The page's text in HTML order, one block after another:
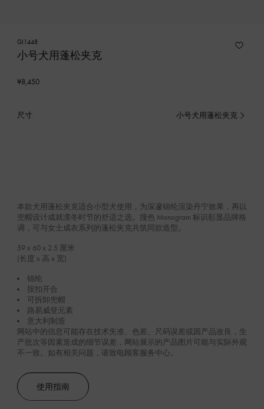
GI1448
小号犬用蓬松夹克
¥8,450
尺寸 小号犬用蓬松夹克
已
本款犬用蓬松夹克适合小型犬使用，为深邃锦纶渲染丹宁效果，再以
兜帽设计成就凛冬时节的舒适之选。撞色 Monogram 标识彰显品牌格
调，可与女士成衣系列的蓬松夹克共筑同款造型。
59 x 60 x 2.5 厘米
(长度 x 高 x 宽)
锦纶
按扣开合
可拆卸兜帽
路易威登元素
意大利制造
网站中的信息可能存在技术失准、色差、尺码误差或因产品改良，生
产批次等因素造成的细节误差，网站展示的产品图片可能与实际外观
不一致。如有相关问题，请致电顾客服务中心。
使用指南